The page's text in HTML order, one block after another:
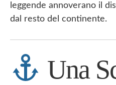
leggende annoverano il
dal resto del continente.
Una